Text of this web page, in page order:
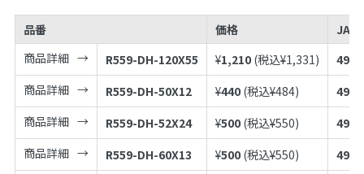
品番 価格
JAN
商品詳細
R559-DH-120X55 ¥1,210 (税込¥1,331)
商品詳細
R559-DH-50X12 ¥440 (税込¥484)
商品詳細
R559-DH-52X24 ¥500 (税込¥550)
商品詳細
R559-DH-60X13 ¥500 (税込¥550)